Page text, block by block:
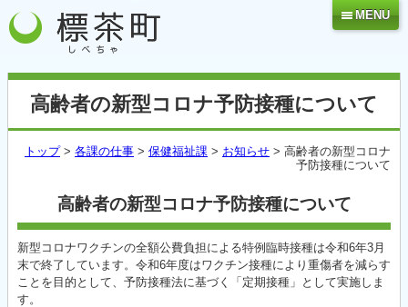
MENU
高齢者の新型コロナ予防接種について
トップ> 各課の仕事 > 保健福祉課 > お知らせ > 高齢者の新型コロナ
予防接種について
高齢者の新型コロナ予防接種について
新型コロナワクチンの全額公費負担による特例臨時接種は令和6年3月
末で終了しています。令和6年度はワクチン接種により重傷者を減らす
ことを目的として、予防接種法に基づく「定期接種」として実施しま
す。